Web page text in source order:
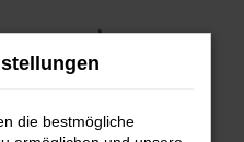
die bestmögliche